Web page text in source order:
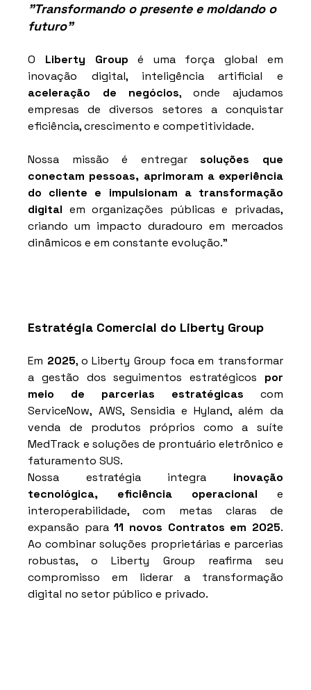
"Transformando o presente e moldando o
futuro"
O Liberty Group é uma força global em
aceleração de negócios, onde ajudamos
empresas de diversos setores a conquistar
eficiência, crescimento e competitividade.
Nossa missão é entregar soluções que
conectam pessoas, aprimoram a experiência
do cliente e impulsionam a transformação
digital em organizações públicas e privadas,
criando um impacto duradouro em mercados
dinâmicos e em constante evolução."
Estratégia Comercial do Liberty Group
Em 2025, o Liberty Group foca em transformar
a gestão dos seguimentos estratégicos por
meio de parcerias estratégicas com
ServiceNow, AWS, Sensidia e Hyland, além da
venda de produtos próprios como a suíte
MedTrack e soluções de prontuário eletrônico e
faturamento SUS.
Nossa estratégia integra inovação
tecnológica, eficiência operacional e
interoperabilidade, com metas claras de
expansão para 11 novos Contratos em 2025.
Ao combinar soluções proprietárias e parcerias
robustas, o Liberty Group reafirma seu
compromisso em liderar a transformação
digital no setor público e privado.